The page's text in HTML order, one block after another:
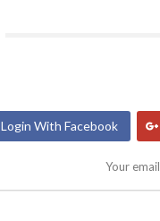
Login With Facebook
Your